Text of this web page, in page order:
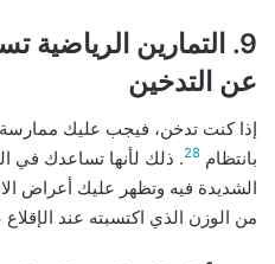
9. التمارين الرياضية
عن التدخين
إذا كنت تدخن، فيجب عليك ممارسة
بانتظام 28. ذلك لأنها تساعدك في
الشديدة فيه وتظهر عليك أعراض
من الوزن الذي اكتسبته عند